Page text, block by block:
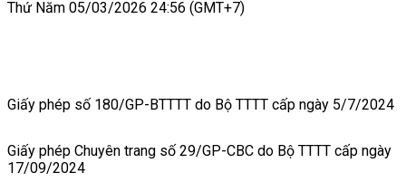
Thứ Năm 05/03/2026 24:56 (GMT+7)
Giấy phép số 180/GP-BTTTT do Bộ TTTT cấp ngày 5/7/2024
Giấy phép Chuyên trang số 29/GP-CBC do Bộ TTTT cấp ngày
17/09/2024